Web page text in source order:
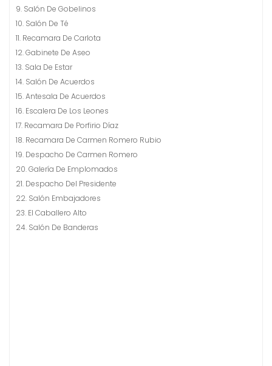
9. Salón De Gobelinos
10. Salón De Té
11. Recamara De Carlota
12. Gabinete De Aseo
13. Sala De Estar
14. Salón De Acuerdos
15. Antesala De Acuerdos
16. Escalera De Los Leones
17. Recamara De Porfirio Díaz
18. Recamara De Carmen Romero Rubio
19. Despacho De Carmen Romero
20. Galería De Emplomados
21. Despacho Del Presidente
22. Salón Embajadores
23. El Caballero Alto
24. Salón De Banderas